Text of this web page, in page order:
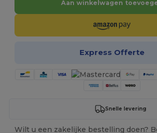
Aan winkelwagen
Express Offerte
Snelle levering
Wilt u een zakelijke bestelling doen?